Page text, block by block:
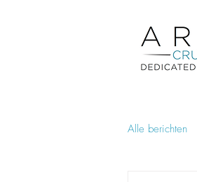
Alle berichten